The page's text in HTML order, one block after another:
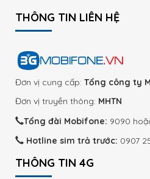
THÔNG TIN LIÊN HỆ
Đơn vị cung cấp: Tổng công ty
Đơn vị truyền thông: MHTN
Tổng đài Mobifone: 9090
Hotline sim trả trước: 0907
THÔNG TIN 4G